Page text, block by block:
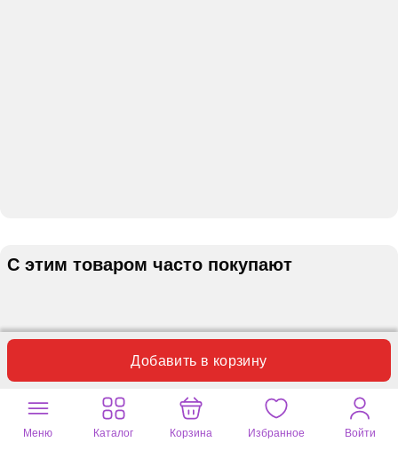
Добавить в корзину
С этим товаром часто покупают
Меню Каталог Корзина Избранное Войти